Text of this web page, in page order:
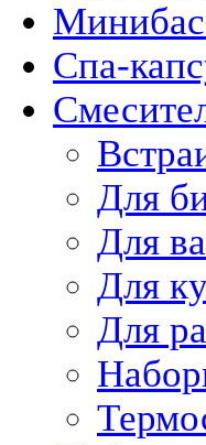
Спа-
Для
Для
Для
Для